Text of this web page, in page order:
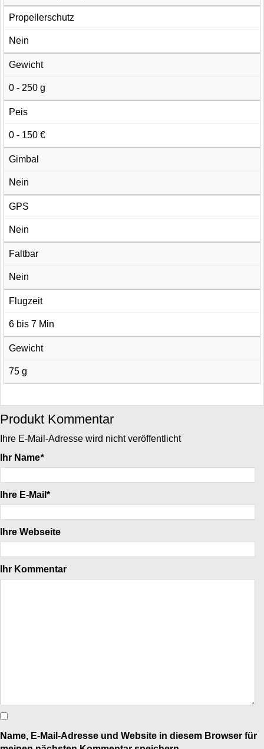
Propellerschutz
Nein
Gewicht
0 - 250 g
Peis
0 - 150 €
Gimbal
Nein
GPS
Nein
Faltbar
Nein
Flugzeit
6 bis 7 Min
Gewicht
75 g
Produkt Kommentar
Ihre E-Mail-Adresse wird nicht veröffentlicht
Ihr Name*
Ihre E-Mail*
Ihre Webseite
Ihr Kommentar
Name, E-Mail-Adresse und Website in diesem Browser für